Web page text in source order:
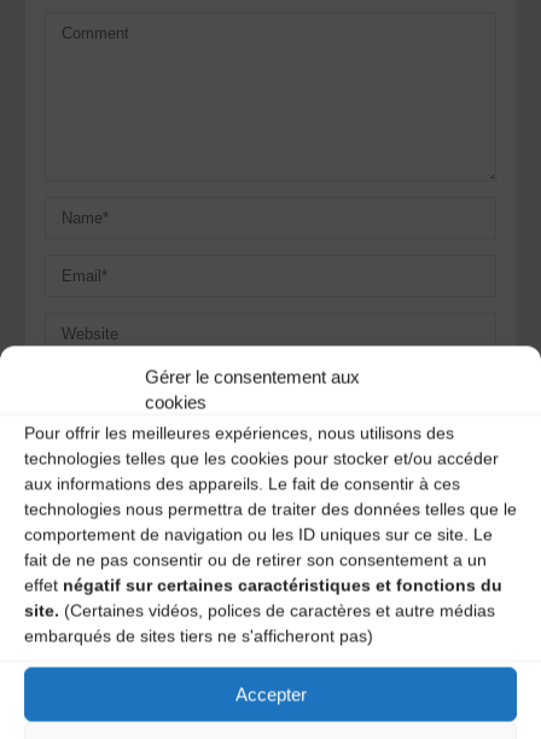
Gérer le consentement aux
cookies
Pour offrir les meilleures expériences, nous utilisons des
technologies telles que les cookies pour stocker et/ou accéder
aux informations des appareils. Le fait de consentir à ces
technologies nous permettra de traiter des données telles que le
comportement de navigation ou les ID uniques sur ce site. Le
fait de ne pas consentir ou de retirer son consentement a un
effet négatif sur certaines caractéristiques et fonctions du
site. (Certaines vidéos, polices de caractères et autre médias
embarqués de sites tiers ne s'afficheront pas)
Accepter
Save my name, email, and site URL in my browser for next
time I post a comment.
Ce site utilise Akismet pour réduire les indésirables.En
savoir plus sur la façon dont les données de vos
commentaires sont traitées.